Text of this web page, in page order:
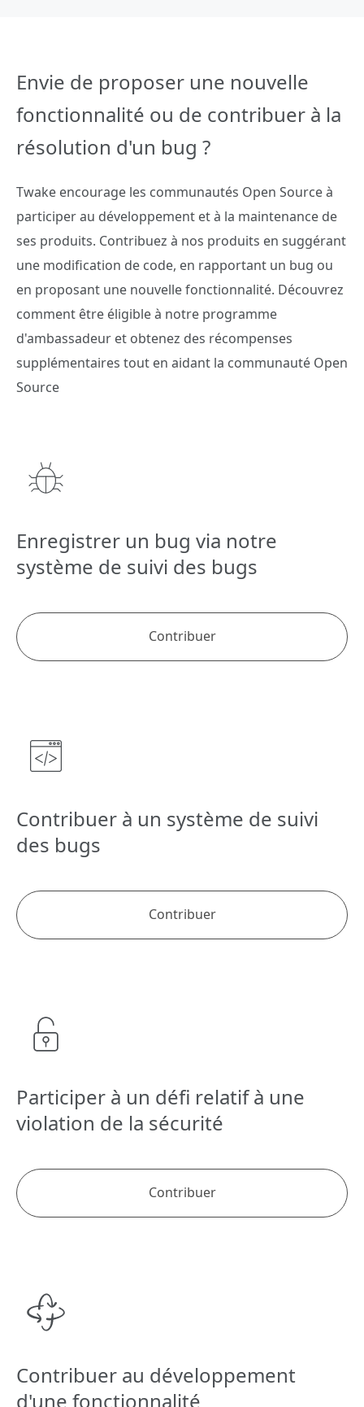
Envie de proposer une nouvelle
fonctionnalité ou de contribuer à la
résolution d'un bug ?
Twake encourage les communautés Open Source à
participer au développement et à la maintenance de
ses produits. Contribuez à nos produits en suggérant
une modification de code, en rapportant un bug ou
en proposant une nouvelle fonctionnalité. Découvrez
comment être éligible à notre programme
d'ambassadeur et obtenez des récompenses
supplémentaires tout en aidant la communauté Open
Source
Enregistrer un bug via notre
système de suivi des bugs
Contribuer
Contribuer à un système de suivi
des bugs
Contribuer
Participer à un défi relatif à une
violation de la sécurité
Contribuer
Contribuer au développement
d'une fonctionnalité